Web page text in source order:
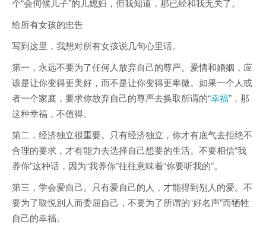
个“会伺候儿子”的儿媳妇，但我知道，那已经和我无关了。
给所有女孩的忠告
写到这里，我想对所有女孩说几句心里话。
第一，永远不要为了任何人放弃自己的尊严。爱情和婚姻，应
该是让你变得更美好，而不是让你变得更卑微。如果一个人或
者一个家庭，要求你放弃自己的尊严去换取所谓的“幸福”，那
这种幸福，不值得。
第二，经济独立很重要。只有经济独立，你才有底气去拒绝不
合理的要求，才有能力去选择自己想要的生活。不要相信“我
养你”这种话，因为“我养你”往往意味着“你要听我的”。
第三，学会爱自己。只有爱自己的人，才能得到别人的爱。不
要为了取悦别人而委屈自己，不要为了所谓的“好名声”而牺牲
自己的幸福。